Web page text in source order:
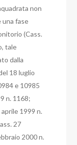
non
una fase
(Cass.
tale
dalla
18 luglio
e 10985
n. 1168;
1999 n.
27
2000 n.